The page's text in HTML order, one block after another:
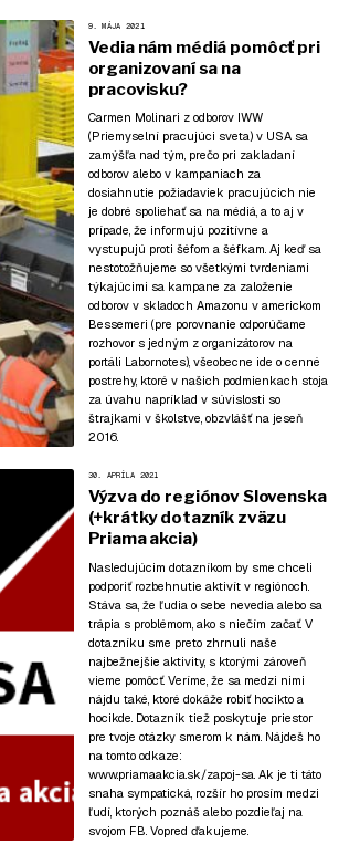
9. MÁJA 2021
Vedia nám médiá pomôcť pri
organizovaní sa na
pracovisku?
Carmen Molinari z odborov IWW
(Priemyselní pracujúci sveta) v USA sa
zamýšľa nad tým, prečo pri zakladaní
odborov alebo v kampaniach za
dosiahnutie požiadaviek pracujúcich nie
je dobré spoliehať sa na médiá, a to aj v
prípade, že informujú pozitívne a
vystupujú proti šéfom a šéfkam. Aj keď sa
nestotožňujeme so všetkými tvrdeniami
týkajúcimi sa kampane za založenie
odborov v skladoch Amazonu v americkom
Bessemeri (pre porovnanie odporúčame
rozhovor s jedným z organizátorov na
portáli Labornotes), všeobecne ide o cenné
postrehy, ktoré v našich podmienkach stoja
za úvahu napríklad v súvislosti so
štrajkami v školstve, obzvlášť na jeseň
2016.
30. APRÍLA 2021
Výzva do regiónov Slovenska
(+krátky dotazník zväzu
Priama akcia)
Nasledujúcim dotazníkom by sme chceli
podporiť rozbehnutie aktivít v regiónoch.
Stáva sa, že ľudia o sebe nevedia alebo sa
trápia s problémom, ako s niečím začať. V
dotazníku sme preto zhrnuli naše
najbežnejšie aktivity, s ktorými zároveň
vieme pomôcť. Veríme, že sa medzi nimi
nájdu také, ktoré dokáže robiť hocikto a
hocikde. Dotazník tiež poskytuje priestor
pre tvoje otázky smerom k nám. Nájdeš ho
na tomto odkaze:
www.priamaakcia.sk/zapoj-sa . Ak je ti táto
snaha sympatická, rozšír ho prosím medzi
ľudí, ktorých poznáš alebo pozdieľaj na
svojom FB. Vopred ďakujeme.